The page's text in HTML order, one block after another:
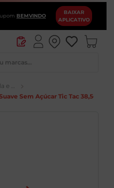
BEMVINDO
BAIXAR
APLICATIVO
Bala e Goma de Mascar
Sem Açúcar Tic Tac 38,5g